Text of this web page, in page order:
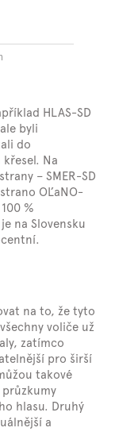
HLAS-SD
byli
do
Na
– SMER-SD
OĽaNO-
%
na Slovensku
na to, že tyto
voliče už
zatímco
pro širší
takové
hlasu. Druhý
a